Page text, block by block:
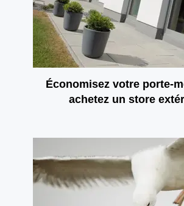
Économisez votre porte-
achetez un store